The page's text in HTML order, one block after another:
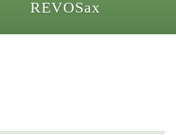
REVOSax